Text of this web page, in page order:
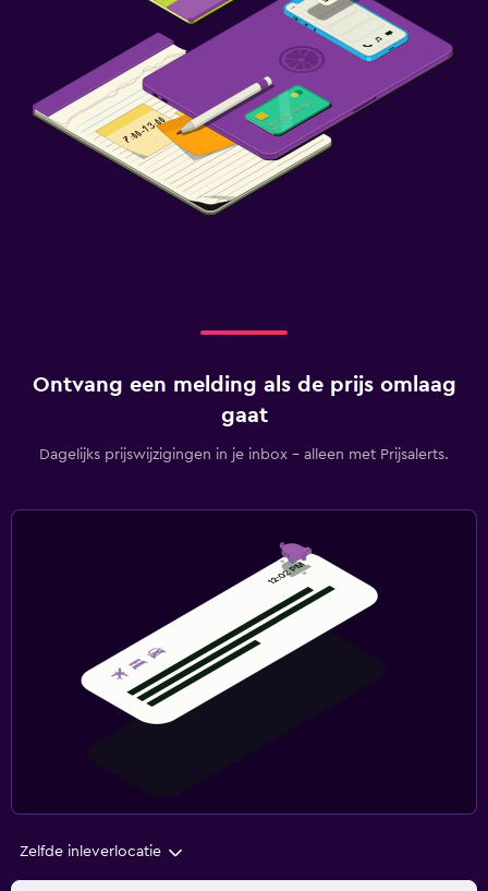
Ontvang een melding als de prijs omlaag
gaat
Dagelijks prijswijzigingen in je inbox - alleen met Prijsalerts.
Zelfde inleverlocatie